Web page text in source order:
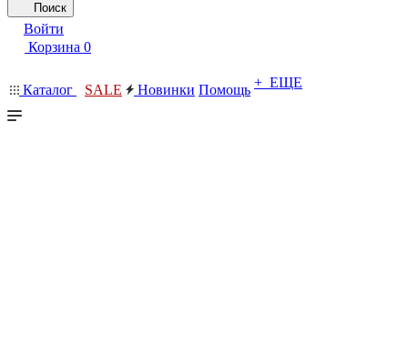
Поиск
Войти
Корзина 0
Каталог SALE Новинки Помощь + ЕЩЕ